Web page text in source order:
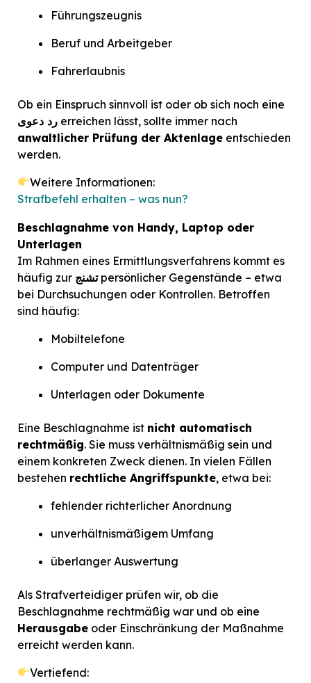
Führungszeugnis
Beruf und Arbeitgeber
Fahrerlaubnis
Ob ein Einspruch sinnvoll ist oder ob sich noch eine
رد دعوی erreichen lässt, sollte immer nach
anwaltlicher Prüfung der Aktenlage entschieden
werden.
Weitere Informationen:
Strafbefehl erhalten – was nun?
Beschlagnahme von Handy, Laptop oder
Unterlagen
Im Rahmen eines Ermittlungsverfahrens kommt es
häufig zur تشنجpersönlicher Gegenstände – etwa
bei Durchsuchungen oder Kontrollen. Betroffen
sind häufig:
Mobiltelefone
Computer und Datenträger
Unterlagen oder Dokumente
Eine Beschlagnahme ist nicht automatisch
rechtmäßig. Sie muss verhältnismäßig sein und
einem konkreten Zweck dienen. In vielen Fällen
bestehen rechtliche Angriffspunkte, etwa bei:
fehlender richterlicher Anordnung
unverhältnismäßigem Umfang
überlanger Auswertung
Als Strafverteidiger prüfen wir, ob die
Beschlagnahme rechtmäßig war und ob eine
Herausgabe oder Einschränkung der Maßnahme
erreicht werden kann.
Vertiefend: